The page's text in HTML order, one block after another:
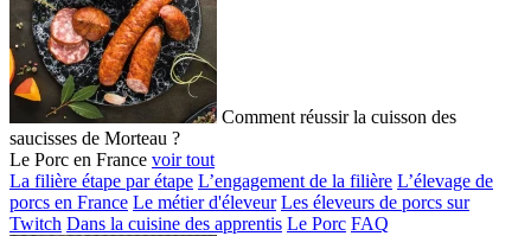
Comment réussir la cuisson des
saucisses de Morteau ?
Le Porc en France voir tout
La filière étape par étape L’engagement de la filière L’élevage de
porcs en France Le métier d'éleveur Les éleveurs de porcs sur
Twitch Dans la cuisine des apprentis Le Porc FAQ